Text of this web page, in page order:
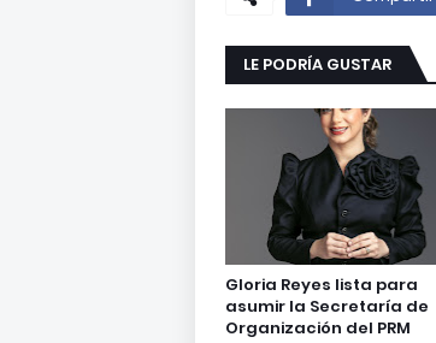
LE PODRÍA GUSTAR
Gloria Reyes lista para
asumir la Secretaría de
Organización del PRM